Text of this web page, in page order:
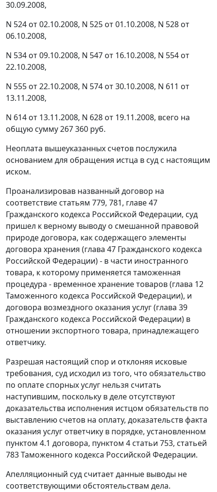
30.09.2008,
N 524 от 02.10.2008, N 525 от 01.10.2008, N 528 от
06.10.2008,
N 534 от 09.10.2008, N 547 от 16.10.2008, N 554 от
22.10.2008,
N 555 от 22.10.2008, N 574 от 30.10.2008, N 611 от
13.11.2008,
N 614 от 13.11.2008, N 628 от 19.11.2008, всего на
общую сумму 267 360 руб.
Неоплата вышеуказанных счетов послужила
основанием для обращения истца в суд с настоящим
иском.
Проанализировав названный договор на
соответствие статьям 779, 781, главе 47
Гражданского кодекса Российской Федерации, суд
пришел к верному выводу о смешанной правовой
природе договора, как содержащего элементы
договора хранения (глава 47 Гражданского кодекса
Российской Федерации) - в части иностранного
товара, к которому применяется таможенная
процедура - временное хранение товаров (глава 12
Таможенного кодекса Российской Федерации), и
договора возмездного оказания услуг (глава 39
Гражданского кодекса Российской Федерации) в
отношении экспортного товара, принадлежащего
ответчику.
Разрешая настоящий спор и отклоняя исковые
требования, суд исходил из того, что обязательство
по оплате спорных услуг нельзя считать
наступившим, поскольку в деле отсутствуют
доказательства исполнения истцом обязательств по
выставлению счетов на оплату, доказательств факта
оказания услуг ответчику в порядке, установленном
пунктом 4.1 договора, пунктом 4 статьи 753, статьей
783 Таможенного кодекса Российской Федерации.
Апелляционный суд считает данные выводы не
соответствующими обстоятельствам дела.